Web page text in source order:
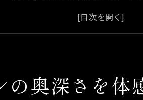
ラーメン文化における天然ダシ
ラーメン選びで天然ダシを見極
素材の旨味が光るラーメンの選
の奥深さを体